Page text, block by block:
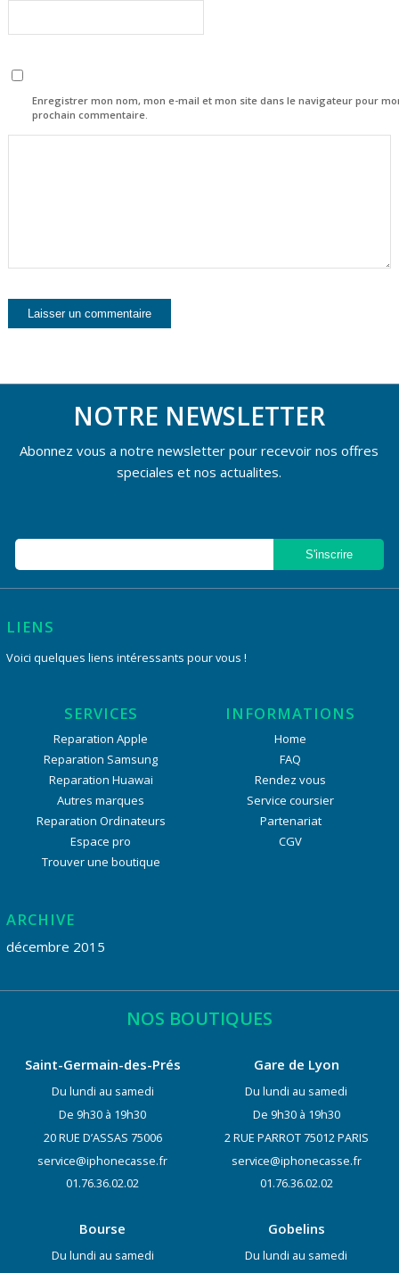
Enregistrer mon nom, mon e-mail et mon site dans le navigateur pour
prochain commentaire.
NOTRE NEWSLETTER
Abonnez vous a notre newsletter pour recevoir nos offres
speciales et nos actualites.
LIENS
Voici quelques liens intéressants pour vous !
SERVICES
Reparation Apple
Reparation Samsung
Reparation Huawai
Autres marques
Reparation Ordinateurs
Espace pro
Trouver une boutique
INFORMATIONS
Home
FAQ
Rendez vous
Service coursier
Partenariat
CGV
ARCHIVE
décembre 2015
NOS BOUTIQUES
Saint-Germain-des-Prés
Du lundi au samedi
De 9h30 à 19h30
20 RUE D’ASSAS 75006
service@iphonecasse.fr
01.76.36.02.02
Gare de Lyon
Du lundi au samedi
De 9h30 à 19h30
2 RUE PARROT 75012 PARIS
service@iphonecasse.fr
01.76.36.02.02
Bourse
Du lundi au samedi
Gobelins
Du lundi au samedi